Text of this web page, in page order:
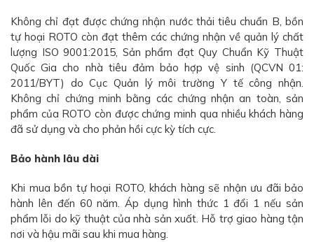
Không chỉ đạt được chứng nhận nước thải tiêu chuẩn B, bồn
tự hoại ROTO còn đạt thêm các chứng nhận về quản lý chất
lượng ISO 9001:2015, Sản phẩm đạt Quy Chuẩn Kỹ Thuật
Quốc Gia cho nhà tiêu đảm bảo hợp vệ sinh (QCVN 01:
2011/BYT) do Cục Quản lý môi trường Y tế công nhận.
Không chỉ chứng minh bằng các chứng nhận an toàn, sản
phẩm của ROTO còn được chứng minh qua nhiều khách hàng
đã sử dụng và cho phản hồi cực kỳ tích cực.
Bảo hành lâu dài
Khi mua bồn tự hoại ROTO, khách hàng sẽ nhận ưu đãi bảo
hành lên đến 60 năm. Áp dụng hình thức 1 đổi 1 nếu sản
phẩm lỗi do kỹ thuật của nhà sản xuất. Hỗ trợ giao hàng tận
nơi và hậu mãi sau khi mua hàng.